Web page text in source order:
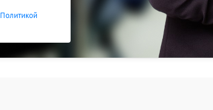
Политикой